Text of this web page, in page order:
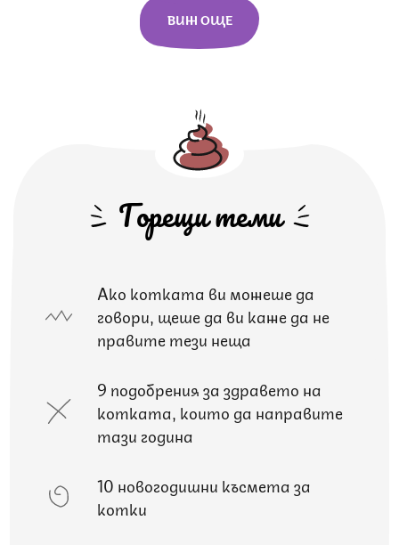
ВИЖ ОЩЕ
Горещи теми
Ако котката ви можеше да
говори, щеше да ви каже да не
правите тези неща
9 подобрения за здравето на
котката, които да направите
тази година
10 новогодишни късмета за
котки